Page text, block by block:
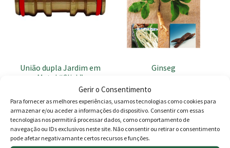
Gerir o Consentimento
Para fornecer as melhores experiências, usamos tecnologias como cookies para
armazenar e/ou aceder a informações do dispositivo. Consentir com essas
tecnologias nos permitirá processar dados, como comportamento de
navegação ou IDs exclusivos neste site. Não consentir ou retirar o consentimento
pode afetar negativamante certos recursos e funções.
União dupla Jardim em
Metal “Click”
Adicionar
Ginseg
2.20
Adicionar